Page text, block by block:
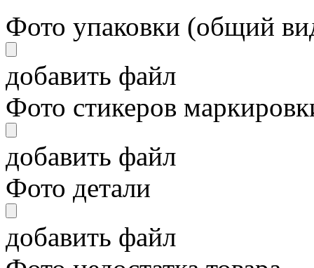
Фото упаковки (общий
добавить файл
Фото стикеров
добавить файл
Фото детали
добавить файл